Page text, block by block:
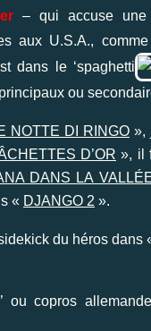
– qui accuse une
aux U.S.A.,
dans le ‘spaghetti
ou
NOTTE DI RINGO »,
D’OR », il
DANS LA
« DJANGO 2 ».
du héros dans
ou copros